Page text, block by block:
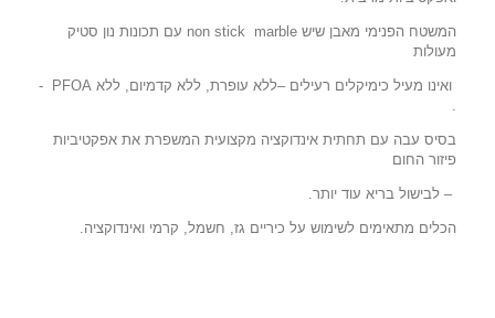
המשטח הפנימי מאבן שיש non stick marble עם תכונות נון סטיק
מעולות
ואינו מעיל כימיקלים רעילים –ללא עופרת, ללא קדמיום, ללא PFOA -
.
בסיס עבה עם תחתית אינדוקציה מקצועית המשפרת את אפקטיביות
פיזור החום
– לבישול בריא עוד יותר.
הכלים מתאימים לשימוש על כיריים גז, חשמל, קרמי ואינדוקציה.